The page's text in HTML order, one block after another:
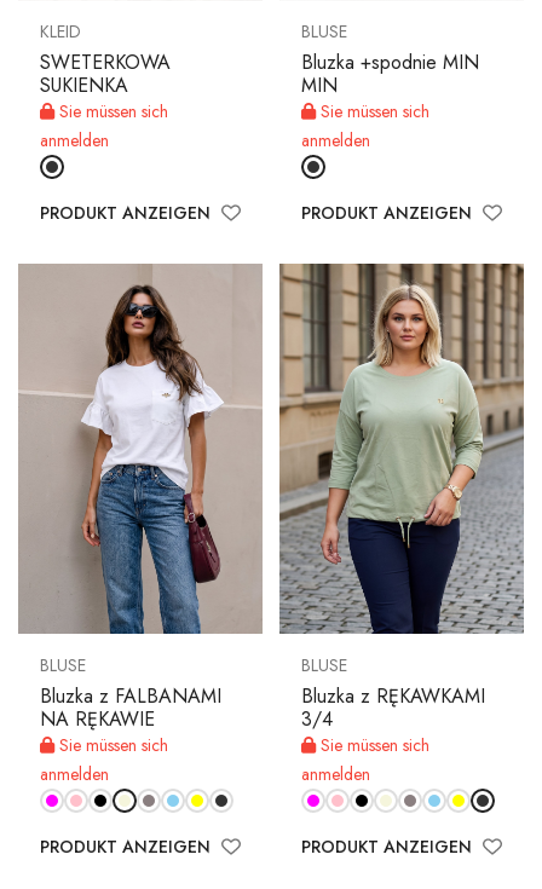
MEIN KONTO
Zunge
KLEID
SWETERKOWA
SUKIENKA
Sie müssen sich
anmelden
PRODUKT ANZEIGEN
BLUSE
Bluzka +spodnie MIN
MIN
Sie müssen sich
anmelden
PRODUKT ANZEIGEN
BLUSE
Bluzka z FALBANAMI
NA RĘKAWIE
Sie müssen sich
anmelden
PRODUKT ANZEIGEN
BLUSE
Bluzka z RĘKAWKAMI
3/4
Sie müssen sich
anmelden
PRODUKT ANZEIGEN